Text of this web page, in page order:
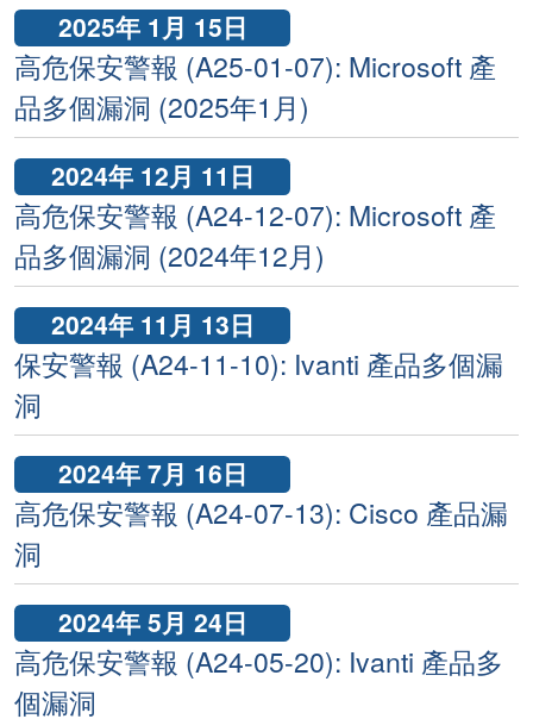
2025年 1月 15日
高危保安警報 (A25-01-07): Microsoft 產
品多個漏洞 (2025年1月)
2024年 12月 11日
高危保安警報 (A24-12-07): Microsoft 產
品多個漏洞 (2024年12月)
2024年 11月 13日
保安警報 (A24-11-10): Ivanti 產品多個漏
洞
2024年 7月 16日
高危保安警報 (A24-07-13): Cisco 產品漏
洞
2024年 5月 24日
高危保安警報 (A24-05-20): Ivanti 產品多
個漏洞